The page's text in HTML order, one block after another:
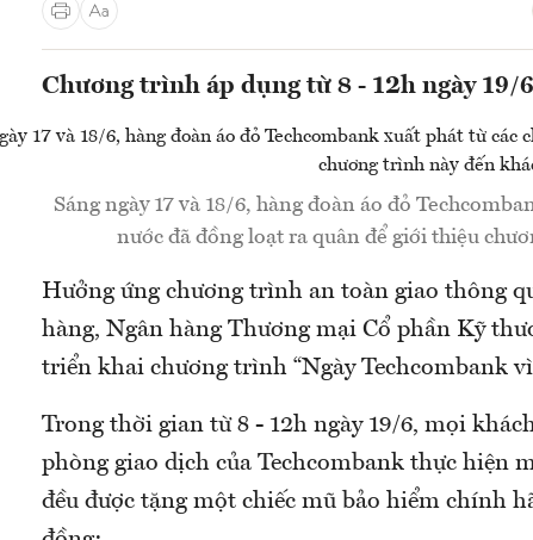
Chương trình áp dụng từ 8 - 12h ngày
Sáng ngày 17 và 18/6, hàng đoàn áo đỏ
nước đã đồng loạt ra quân để giới thiệu
Hưởng ứng chương trình an toàn giao thông
hàng, Ngân hàng Thương mại Cổ phần Kỹ
triển khai chương trình “Ngày Techcombank
Trong thời gian từ 8 - 12h ngày 19/6, mọi
phòng giao dịch của Techcombank thực hiện
đều được tặng một chiếc mũ bảo hiểm chính